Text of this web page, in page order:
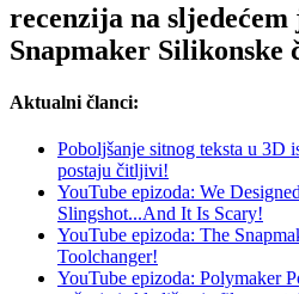
recenzija na
Snapmaker Silikonske
Aktualni članci:
Poboljšanje sitnog teksta u 3D
postaju čitljivi!
YouTube epizoda: We
Slingshot...And It Is Scary!
YouTube epizoda: The
Toolchanger!
YouTube epizoda: Polymaker